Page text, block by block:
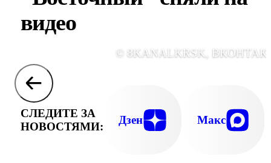
видео
© 8KANALKRSK,
СЛЕДИТЕ ЗА
НОВОСТЯМИ:
Дзен Макс